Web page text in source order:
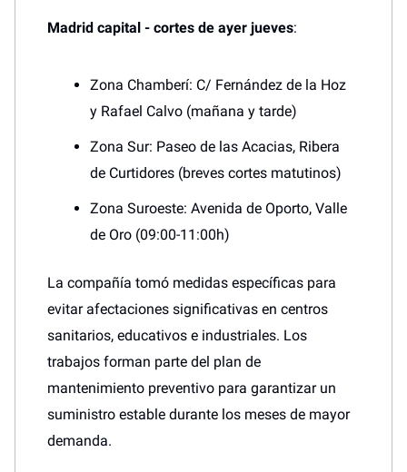
Madrid capital - cortes de ayer jueves:
Zona Chamberí: C/ Fernández de la Hoz
y Rafael Calvo (mañana y tarde)
Zona Sur: Paseo de las Acacias, Ribera
de Curtidores (breves cortes matutinos)
Zona Suroeste: Avenida de Oporto, Valle
de Oro (09:00-11:00h)
La compañía tomó medidas específicas para
evitar afectaciones significativas en centros
sanitarios, educativos e industriales. Los
trabajos forman parte del plan de
mantenimiento preventivo para garantizar un
suministro estable durante los meses de mayor
demanda.